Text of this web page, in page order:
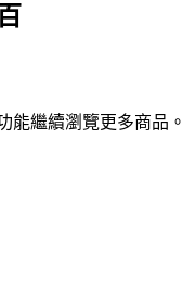
能繼續瀏覽更多商品。